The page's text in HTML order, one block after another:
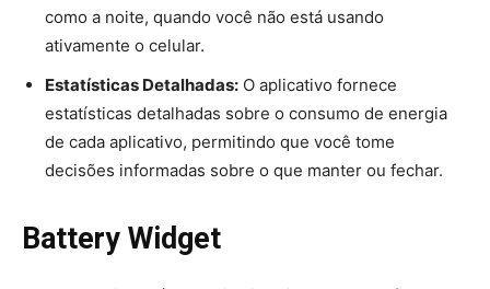
como a noite, quando você não está usando
ativamente o celular.
Estatísticas Detalhadas: O aplicativo fornece
estatísticas detalhadas sobre o consumo de energia
de cada aplicativo, permitindo que você tome
decisões informadas sobre o que manter ou fechar.
Battery Widget